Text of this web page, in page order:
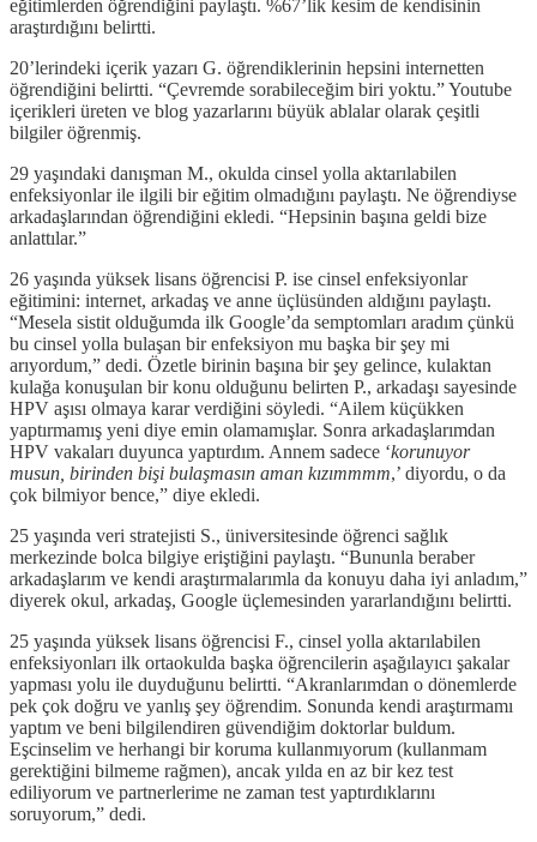
eğitimlerden öğrendiğini paylaştı. %67’lik kesim de kendisinin
araştırdığını belirtti.
20’lerindeki içerik yazarı G. öğrendiklerinin hepsini internetten
öğrendiğini belirtti. “Çevremde sorabileceğim biri yoktu.” Youtube
içerikleri üreten ve blog yazarlarını büyük ablalar olarak çeşitli
bilgiler öğrenmiş.
29 yaşındaki danışman M., okulda cinsel yolla aktarılabilen
enfeksiyonlar ile ilgili bir eğitim olmadığını paylaştı. Ne öğrendiyse
arkadaşlarından öğrendiğini ekledi. “Hepsinin başına geldi bize
anlattılar.”
26 yaşında yüksek lisans öğrencisi P. ise cinsel enfeksiyonlar
eğitimini: internet, arkadaş ve anne üçlüsünden aldığını paylaştı.
“Mesela sistit olduğumda ilk Google’da semptomları aradım çünkü
bu cinsel yolla bulaşan bir enfeksiyon mu başka bir şey mi
arıyordum,” dedi. Özetle birinin başına bir şey gelince, kulaktan
kulağa konuşulan bir konu olduğunu belirten P., arkadaşı sayesinde
HPV aşısı olmaya karar verdiğini söyledi. “Ailem küçükken
yaptırmamış yeni diye emin olamamışlar. Sonra arkadaşlarımdan
HPV vakaları duyunca yaptırdım. Annem sadece ‘korunuyor
musun, birinden bişi bulaşmasın aman kızımmmm,’ diyordu, o da
çok bilmiyor bence,” diye ekledi.
25 yaşında veri stratejisti S., üniversitesinde öğrenci sağlık
merkezinde bolca bilgiye eriştiğini paylaştı. “Bununla beraber
arkadaşlarım ve kendi araştırmalarımla da konuyu daha iyi anladım,”
diyerek okul, arkadaş, Google üçlemesinden yararlandığını belirtti.
25 yaşında yüksek lisans öğrencisi F., cinsel yolla aktarılabilen
enfeksiyonları ilk ortaokulda başka öğrencilerin aşağılayıcı şakalar
yapması yolu ile duyduğunu belirtti. “Akranlarımdan o dönemlerde
pek çok doğru ve yanlış şey öğrendim. Sonunda kendi araştırmamı
yaptım ve beni bilgilendiren güvendiğim doktorlar buldum.
Eşcinselim ve herhangi bir koruma kullanmıyorum (kullanmam
gerektiğini bilmeme rağmen), ancak yılda en az bir kez test
ediliyorum ve partnerlerime ne zaman test yaptırdıklarını
soruyorum,” dedi.